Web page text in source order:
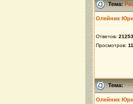
Тема:
Олейник
Ответов: 21253
Просмотров:
Тема:· ·
Олейник